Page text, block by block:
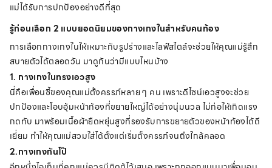
แม่ได้รับการปกป้องอย่างดีที่สุด
รู้ก่อนเลือก 2 แบบยอดนิยมของกางเกงในสำหรับคนท้อง
การเลือกกางเกงในให้เหมาะกับรูปร่างและไลฟ์สไตล์จะช่วยให้คุณแม่รู้สึก
สบายตัวได้ตลอดวัน มาดูกันว่ามีแบบไหนบ้าง
1. กางเกงในทรงเอวสูง
นี่คือเพื่อนซี้ของคุณแม่ตั้งครรภ์หลาย ๆ คน เพราะดีไซน์เอวสูงจะช่วย
ปกป้องและโอบอุ้มหน้าท้องที่ขยายใหญ่ได้อย่างนุ่มนวล ไม่ก่อให้เกิดแรง
กดทับ มาพร้อมเนื้อผ้ายืดหยุ่นสูงที่รองรับการขยายตัวของหน้าท้องได้ดี
เยี่ยม ทำให้คุณแม่สวมใส่ได้ตั้งแต่เริ่มตั้งครรภ์จนถึงใกล้คลอด
2.กางเกงกันโป๊